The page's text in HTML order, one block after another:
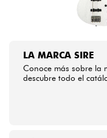
LA MARCA SIRE
Conoce más sobre la
descubre todo el